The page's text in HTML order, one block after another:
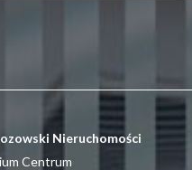
Nieruchomości
Centrum